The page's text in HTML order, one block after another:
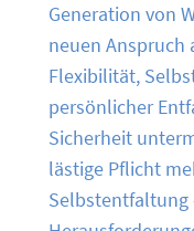
Generation von
neuen Anspruch
Flexibilität,
persönlicher
Sicherheit
lästige Pflicht
Selbstentfaltung